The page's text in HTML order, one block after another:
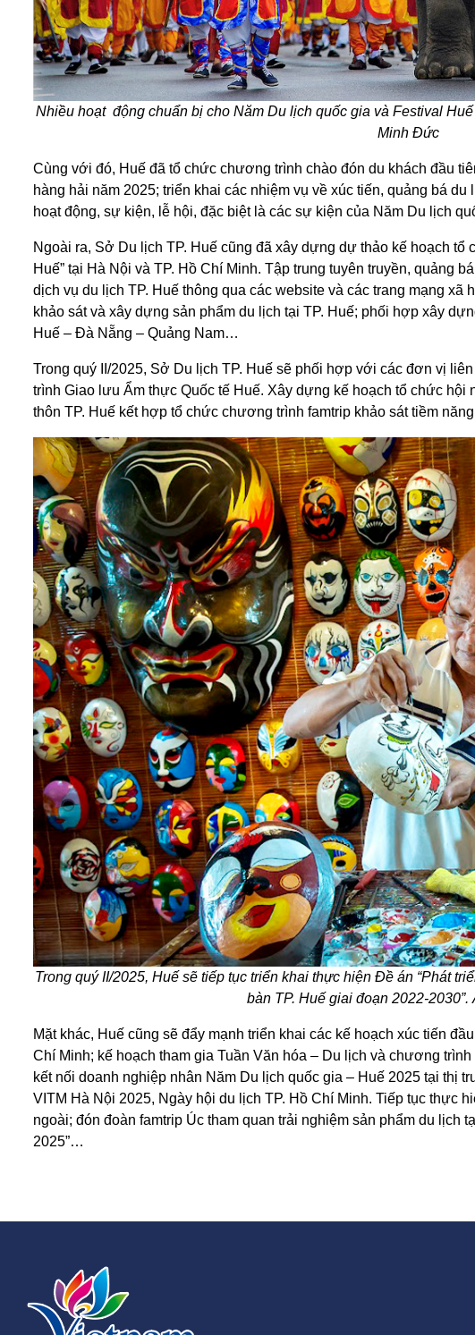
Nhiều hoạt động chuẩn bị cho Năm Du lịch quốc gia và Festival
Minh Đức
Cùng với đó, Huế đã tổ chức chương trình chào đón du khách đầu
hàng hải năm 2025; triển khai các nhiệm vụ về xúc tiến, quảng bá
hoạt động, sự kiện, lễ hội, đặc biệt là các sự kiện của Năm Du lịch
Ngoài ra, Sở Du lịch TP. Huế cũng đã xây dựng dự thảo kế hoạch tổ
Huế” tại Hà Nội và TP. Hồ Chí Minh. Tập trung tuyên truyền, quảng
dịch vụ du lịch TP. Huế thông qua các website và các trang mạng xã
khảo sát và xây dựng sản phẩm du lịch tại TP. Huế; phối hợp xây
Huế – Đà Nẵng – Quảng Nam…
Trong quý II/2025, Sở Du lịch TP. Huế sẽ phối hợp với các đơn vị
trình Giao lưu Ẩm thực Quốc tế Huế. Xây dựng kế hoạch tổ chức hội
thôn TP. Huế kết hợp tổ chức chương trình famtrip khảo sát tiềm
Trong quý II/2025, Huế sẽ tiếp tục triển khai thực hiện Đề án “Phát
bàn TP. Huế giai đoạn 2022-2030”.
Mặt khác, Huế cũng sẽ đẩy mạnh triển khai các kế hoạch xúc tiến
Chí Minh; kế hoạch tham gia Tuần Văn hóa – Du lịch và chương
kết nối doanh nghiệp nhân Năm Du lịch quốc gia – Huế 2025 tại thị
VITM Hà Nội 2025, Ngày hội du lịch TP. Hồ Chí Minh. Tiếp tục thực
ngoài; đón đoàn famtrip Úc tham quan trải nghiệm sản phẩm du lịch
2025”…